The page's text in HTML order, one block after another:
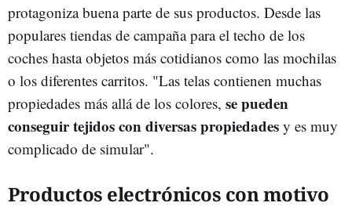
protagoniza buena parte de sus productos. Desde las
populares tiendas de campaña para el techo de los
coches hasta objetos más cotidianos como las mochilas
o los diferentes carritos. "Las telas contienen muchas
propiedades más allá de los colores, se pueden
conseguir tejidos con diversas propiedades y es muy
complicado de simular".
Productos electrónicos con motivo